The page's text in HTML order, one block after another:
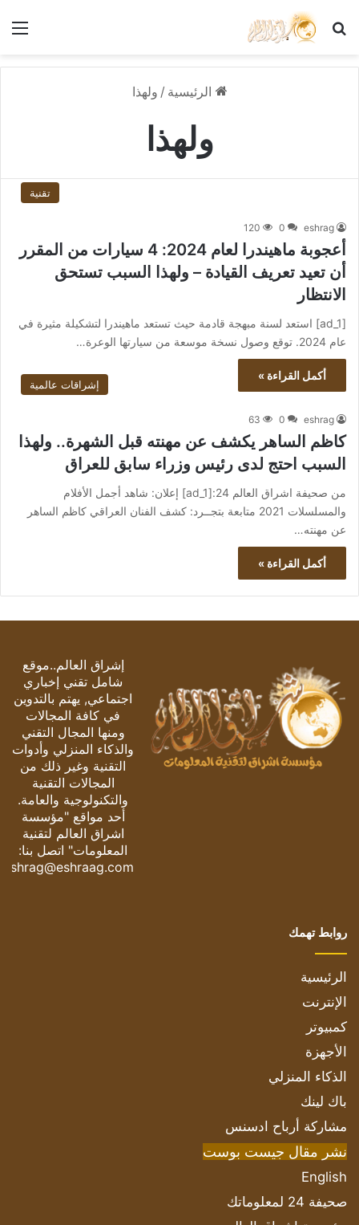
بحث عن
الرئيسية / ولهذا
ولهذا
تقنية
eshrag
0
120
أعجوبة ماهيندرا لعام 2024: 4 سيارات من المقرر
أن تعيد تعريف القيادة – ولهذا السبب تستحق
الانتظار
[ad_1] استعد لسنة مبهجة قادمة حيث تستعد ماهيندرا لتشكيلة مثيرة في
عام 2024. توقع وصول نسخة موسعة من سيارتها الوعرة…
أكمل القراءة »
إشراقات عالمية
eshrag
0
63
كاظم الساهر يكشف عن مهنته قبل الشهرة.. ولهذا
السبب احتج لدى رئيس وزراء سابق للعراق
من صحيفة اشراق العالم 24:[ad_1] إعلان: شاهد أجمل الأفلام
والمسلسلات 2021 متابعة بتجــرد: كشف الفنان العراقي كاظم الساهر
عن مهنته…
أكمل القراءة »
إشراق العالم..موقع
شامل تقني إخباري
اجتماعي, يهتم بالتدوين
في كافة المجالات
ومنها المجال التقني
والذكاء المنزلي وأدوات
التقنية وغير ذلك من
المجالات التقنية
والتكنولوجية والعامة.
أحد مواقع "مؤسسة
اشراق العالم لتقنية
المعلومات" اتصل بنا:
eshrag@eshraag.com
روابط تهمك
الرئيسية
الإنترنت
كمبيوتر
الأجهزة
الذكاء المنزلي
باك لينك
مشاركة أرباح ادسنس
نشر مقال جيست بوست
English
صحيفة 24 لمعلوماتك